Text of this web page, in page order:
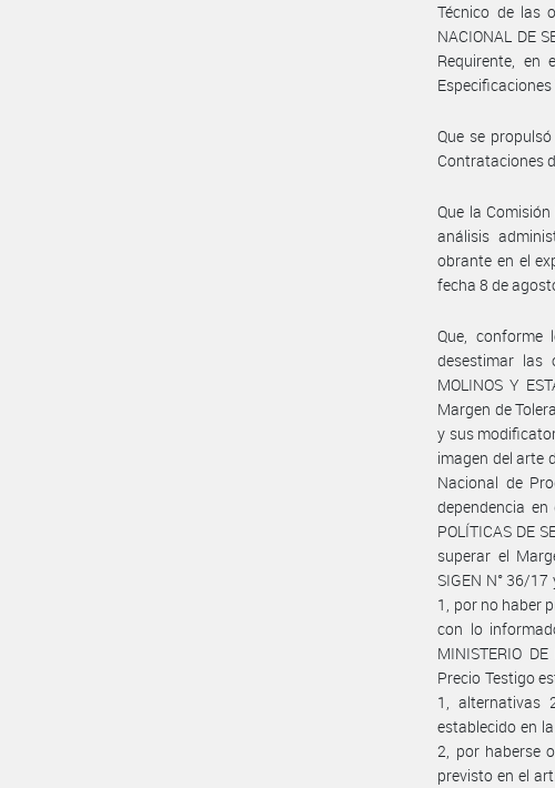
Técnico de las
NACIONAL DE
Requirente, en
Que se
Contrataciones
Que la Comisión
análisis
obrante en el
fecha 8 de
Que, conforme
desestimar las
MOLINOS Y
Margen de
y sus
imagen del arte
Nacional de
dependencia
POLÍTICAS DE
superar el
SIGEN N° 36/17
1, por no haber
con lo
MINISTERIO
Precio Testigo
1, alternativas
establecido en
2, por haberse
previsto en el